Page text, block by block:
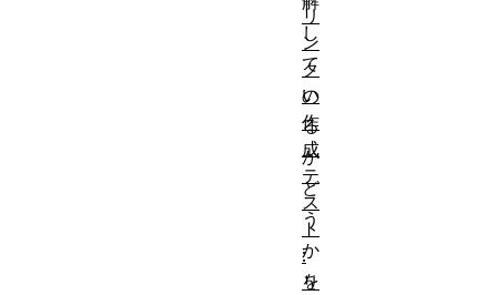
し
て
い
る
か
ど
う
か
を
リ
ン
ク
の
作
成
テ
ス
ト
:
リ